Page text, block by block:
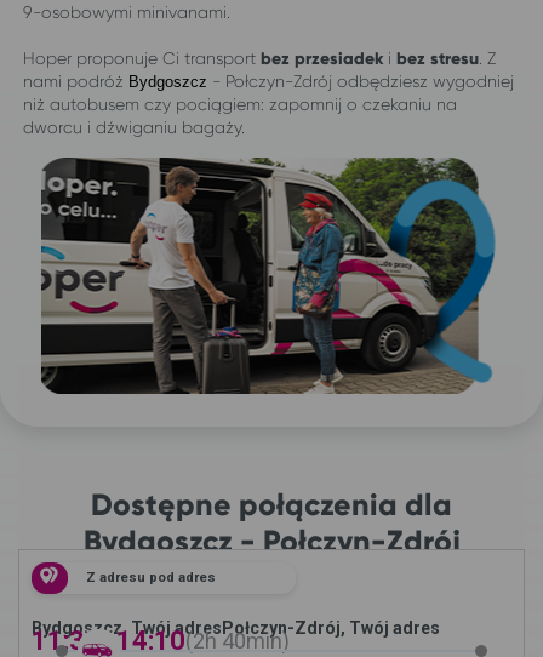
9-osobowymi minivanami.
Hoper proponuje Ci transport bez przesiadek i bez stresu . Z
nami podróż Bydgoszcz - Połczyn-Zdrój odbędziesz wygodniej
niż autobusem czy pociągiem: zapomnij o czekaniu na
dworcu i dźwiganiu bagaży.
Dostępne połączenia dla
Bydgoszcz - Połczyn-Zdrój
Z adresu pod adres
Bydgoszcz, Twój adres Połczyn-Zdrój, Twój adres
11:30 -14:10 2h40min